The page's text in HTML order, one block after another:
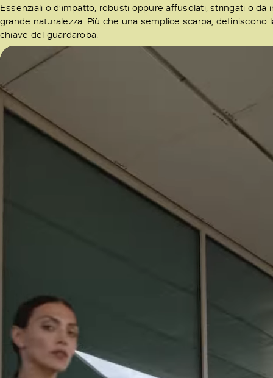
Essenziali o d’impatto, robusti oppure affusolati, stringati o
grande naturalezza. Più che una semplice scarpa,
chiave del guardaroba.